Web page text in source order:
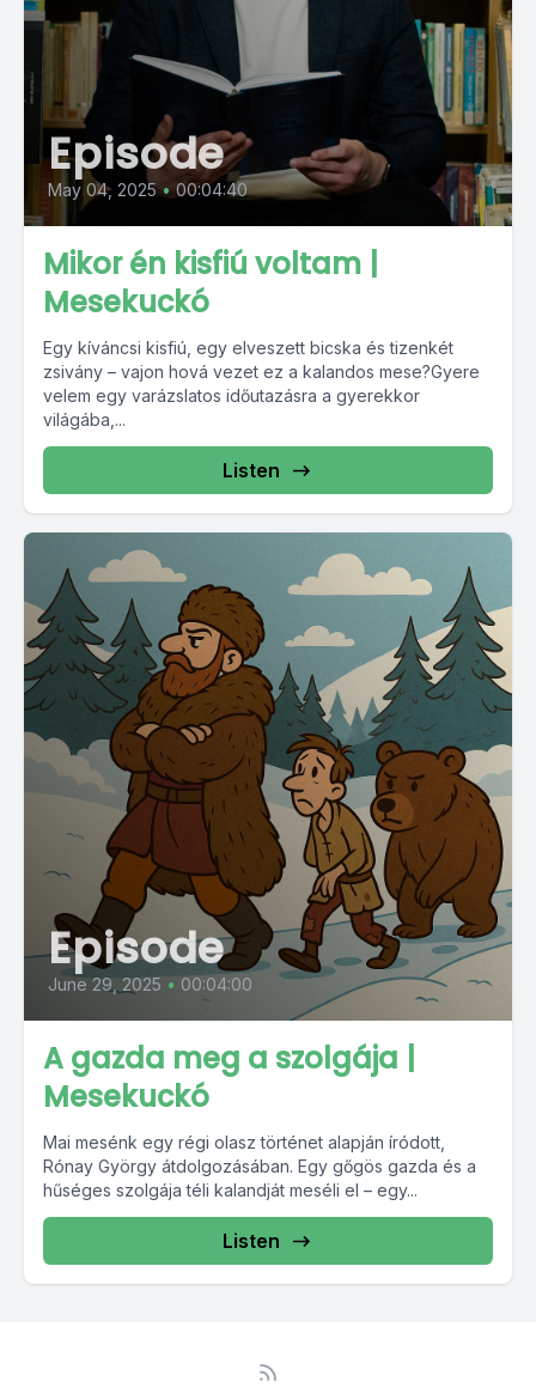
Episode
May 04, 2025 • 00:04:40
Mikor én kisfiú voltam |
Mesekuckó
Egy kíváncsi kisfiú, egy elveszett bicska és tizenkét
zsivány – vajon hová vezet ez a kalandos mese?Gyere
velem egy varázslatos időutazásra a gyerekkor
világába,...
Listen
Episode
June 29, 2025 • 00:04:00
A gazda meg a szolgája |
Mesekuckó
Mai mesénk egy régi olasz történet alapján íródott,
Rónay György átdolgozásában. Egy gőgös gazda és a
hűséges szolgája téli kalandját meséli el – egy...
Listen